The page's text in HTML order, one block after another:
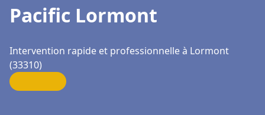
Pacific Lormont
Intervention rapide et professionnelle à Lormont
(33310)